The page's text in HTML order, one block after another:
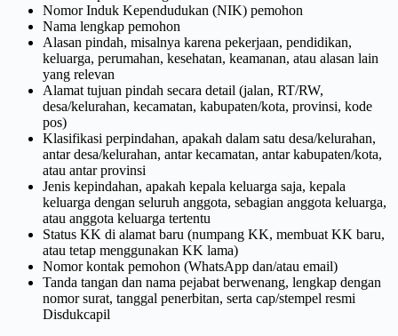
Nomor Induk Kependudukan (NIK) pemohon
Nama lengkap pemohon
Alasan pindah, misalnya karena pekerjaan, pendidikan,
keluarga, perumahan, kesehatan, keamanan, atau alasan lain
yang relevan
Alamat tujuan pindah secara detail (jalan, RT/RW,
desa/kelurahan, kecamatan, kabupaten/kota, provinsi, kode
pos)
Klasifikasi perpindahan, apakah dalam satu desa/kelurahan,
antar desa/kelurahan, antar kecamatan, antar kabupaten/kota,
atau antar provinsi
Jenis kepindahan, apakah kepala keluarga saja, kepala
keluarga dengan seluruh anggota, sebagian anggota keluarga,
atau anggota keluarga tertentu
Status KK di alamat baru (numpang KK, membuat KK baru,
atau tetap menggunakan KK lama)
Nomor kontak pemohon (WhatsApp dan/atau email)
Tanda tangan dan nama pejabat berwenang, lengkap dengan
nomor surat, tanggal penerbitan, serta cap/stempel resmi
Disdukcapil